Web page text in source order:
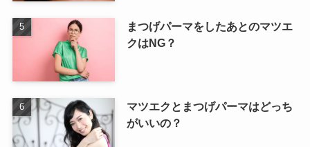
まつげパーマをしたあとのマツエ
クはNG？
マツエクとまつげパーマはどっち
がいいの？